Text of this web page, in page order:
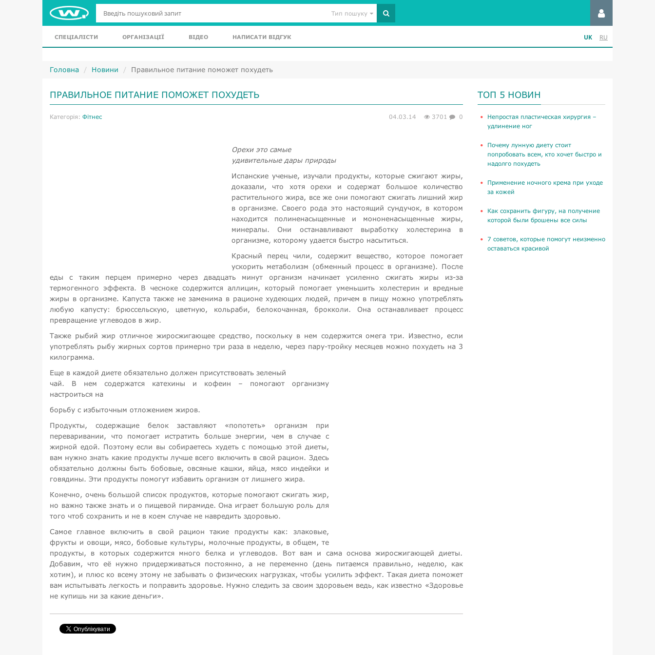
Тип пошуку
СПЕЦІАЛІСТИ ОРГАНІЗАЦІЇ ВІДЕО НАПИСАТИ ВІДГУК UK RU
Головна Новини Правильное питание поможет похудеть
ПРАВИЛЬНОЕ ПИТАНИЕ ПОМОЖЕТ ПОХУДЕТЬ
Категорія: Фітнес 04.03.14 3701 0
Орехи это самые
удивительные дары природы
Испанские ученые, изучали продукты, которые сжигают жиры,
доказали, что хотя орехи и содержат большое количество
растительного жира, все же они помогают сжигать лишний жир
в организме. Своего рода это настоящий сундучок, в котором
находится полиненасыщенные и мононенасыщенные жиры,
минералы. Они останавливают выработку холестерина в
организме, которому удается быстро насытиться.
Красный перец чили, содержит вещество, которое помогает
ускорить метаболизм (обменный процесс в организме). После
еды с таким перцем примерно через двадцать минут организм начинает усиленно сжигать жиры из-за
термогенного эффекта. В чесноке содержится аллицин, который помогает уменьшить холестерин и вредные
жиры в организме. Капуста также не заменима в рационе худеющих людей, причем в пищу можно употреблять
любую капусту: брюссельскую, цветную, кольраби, белокочанная, брокколи. Она останавливает процесс
превращение углеводов в жир.
Также рыбий жир отличное жиросжигающее средство, поскольку в нем содержится омега три. Известно, если
употреблять рыбу жирных сортов примерно три раза в неделю, через пару-тройку месяцев можно похудеть на 3
килограмма.
Еще в каждой диете обязательно должен присутствовать зеленый
чай. В нем содержатся катехины и кофеин – помогают организму
настроиться на
борьбу с избыточным отложением жиров.
Продукты, содержащие белок заставляют «попотеть» организм при
переваривании, что помогает истратить больше энергии, чем в случае с
жирной едой. Поэтому если вы собираетесь худеть с помощью этой диеты,
вам нужно знать какие продукты лучше всего включить в свой рацион. Здесь
обязательно должны быть бобовые, овсяные кашки, яйца, мясо индейки и
говядины. Эти продукты помогут избавить организм от лишнего жира.
Конечно, очень большой список продуктов, которые помогают сжигать жир,
но важно также знать и о пищевой пирамиде. Она играет большую роль для
того чтоб сохранить и не в коем случае не навредить здоровью.
Самое главное включить в свой рацион такие продукты как: злаковые,
фрукты и овощи, мясо, бобовые культуры, молочные продукты, в общем, те
продукты, в которых содержится много белка и углеводов. Вот вам и сама основа жиросжигающей диеты.
Добавим, что её нужно придерживаться постоянно, а не переменно (день питаемся правильно, неделю, как
хотим), и плюс ко всему этому не забывать о физических нагрузках, чтобы усилить эффект. Такая диета поможет
вам испытывать легкость и поправить здоровье. Нужно следить за своим здоровьем ведь, как известно «Здоровье
не купишь ни за какие деньги».
ТОП 5 НОВИН
​Непростая пластическая хирургия –
удлинение ног
Почему лунную диету стоит
попробовать всем, кто хочет быстро и
надолго похудеть
Применение ночного крема при уходе
за кожей
Как сохранить фигуру, на получение
которой были брошены все силы
​7 советов, которые помогут неизменно
оставаться красивой